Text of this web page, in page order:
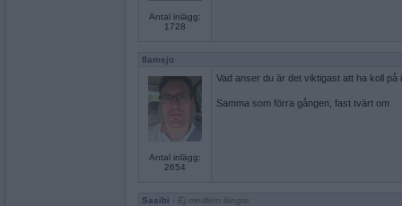
Antal inlägg:
1728
flamsjo
Antal inlägg:
2654
Vad anser du är det viktigast att ha koll på
Samma som förra gången, fast tvärt om
Sasibi - Ej medlem längre